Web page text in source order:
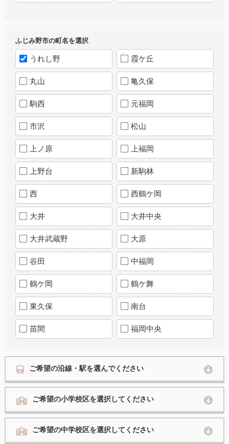
ふじみ野市の町名を選択
うれし野 霞ケ丘
丸山 亀久保
駒西 元福岡
市沢 松山
上ノ原 上福岡
上野台 新駒林
西 西鶴ケ岡
大井 大井中央
大井武蔵野 大原
谷田 中福岡
鶴ケ岡 鶴ケ舞
東久保 南台
苗間 福岡中央
ご希望の沿線・駅を選んでください
ご希望の小学校区を選択してください
ご希望の中学校区を選択してください